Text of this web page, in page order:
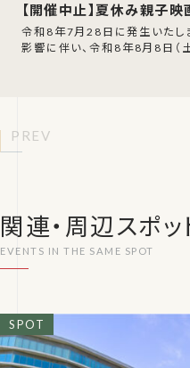
【開催中止】夏休み親子映
令和8年7月28日に発生いたし
影響に伴い、令和8年8月8日（土
PREV
関連・周辺スポッ